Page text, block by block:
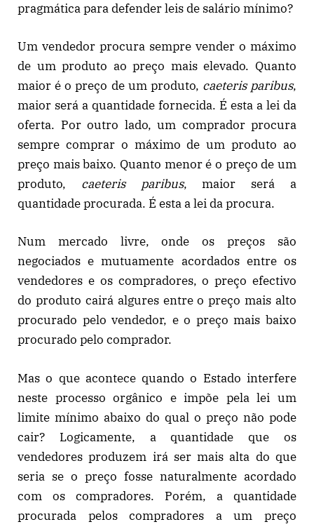
pragmática para defender leis de salário mínimo?
Um vendedor procura sempre vender o máximo
de um produto ao preço mais elevado. Quanto
maior é o preço de um produto, caeteris paribus,
maior será a quantidade fornecida. É esta a lei da
oferta. Por outro lado, um comprador procura
sempre comprar o máximo de um produto ao
preço mais baixo. Quanto menor é o preço de um
produto, caeteris paribus, maior será a
quantidade procurada. É esta a lei da procura.
Num mercado livre, onde os preços são
negociados e mutuamente acordados entre os
vendedores e os compradores, o preço efectivo
do produto cairá algures entre o preço mais alto
procurado pelo vendedor, e o preço mais baixo
procurado pelo comprador.
Mas o que acontece quando o Estado interfere
neste processo orgânico e impõe pela lei um
limite mínimo abaixo do qual o preço não pode
cair? Logicamente, a quantidade que os
vendedores produzem irá ser mais alta do que
seria se o preço fosse naturalmente acordado
com os compradores. Porém, a quantidade
procurada pelos compradores a um preço